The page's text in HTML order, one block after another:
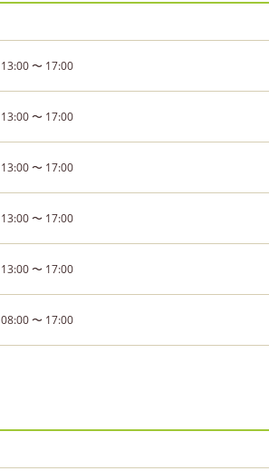
13:00 〜 17:00
13:00 〜 17:00
13:00 〜 17:00
13:00 〜 17:00
13:00 〜 17:00
08:00 〜 17:00